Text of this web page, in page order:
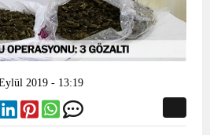
2019 - 13:19